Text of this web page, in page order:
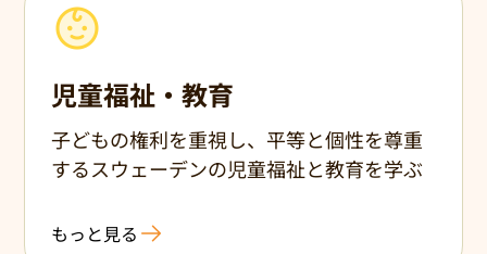
児童福祉・教育
子どもの権利を重視し、平等と個性を尊重
するスウェーデンの児童福祉と教育を学ぶ
もっと見る